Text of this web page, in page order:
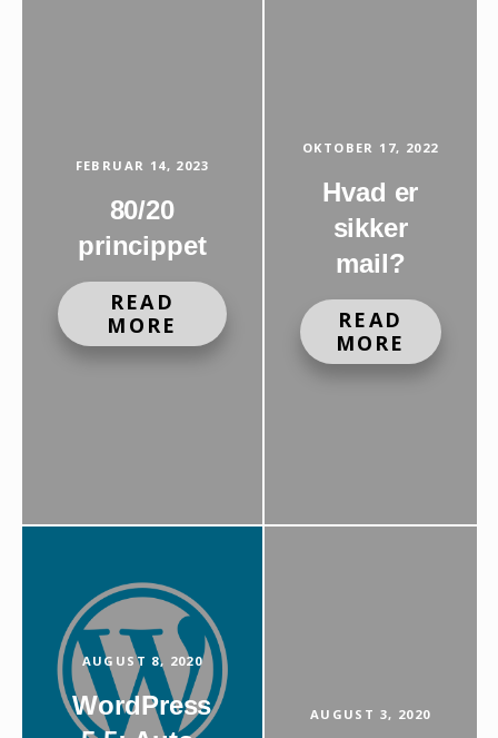
FEBRUAR 14, 2023
80/20
princippet
READ
MORE
OKTOBER 17, 2022
Hvad er
sikker
mail?
READ
MORE
AUGUST 8, 2020
WordPress
AUGUST 3, 2020